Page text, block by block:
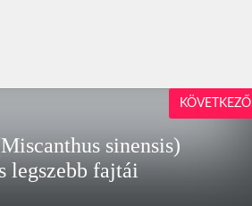
sinensis)
legszebb fajtái
KÖVETKEZŐ